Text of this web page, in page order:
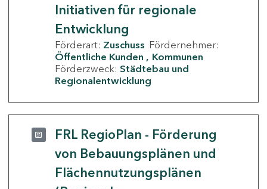
Initiativen für regionale
Entwicklung
Förderart: Zuschuss Fördernehmer:
Öffentliche Kunden
Kommunen
Förderzweck: Städtebau und
Regionalentwicklung
FRL RegioPlan - Förderung
von Bebauungsplänen und
Flächennutzungsplänen